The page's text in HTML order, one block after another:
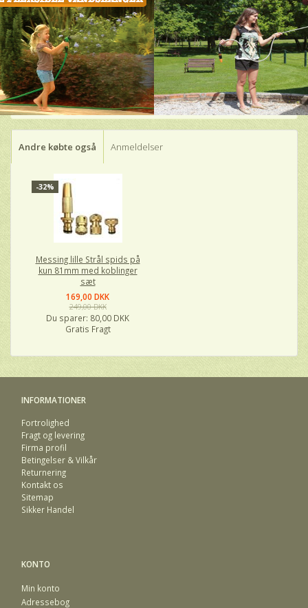
Andre købte også Anmeldelser
-32%
Messing lille Strål spids på
kun 81mm med koblinger
sæt
169,00 DKK
249,00 DKK
Du sparer: 80,00 DKK
Gratis Fragt
INFORMATIONER
Fortrolighed
Fragt og levering
Firma profil
Betingelser & Vilkår
Returnering
Kontakt os
Sitemap
Sikker Handel
KONTO
Min konto
Adressebog